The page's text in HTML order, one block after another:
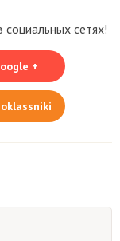
сетях!
+